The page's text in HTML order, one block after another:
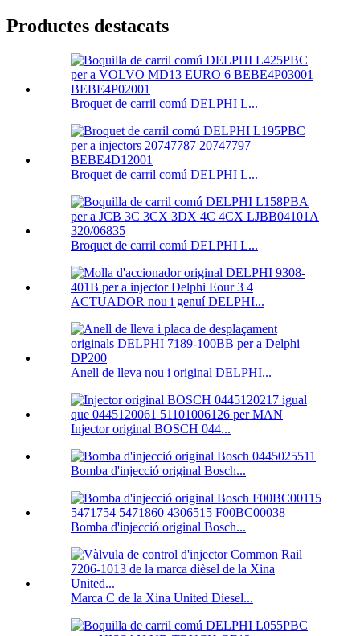
Productes destacats
Broquet de carril comú DELPHI L...
Broquet de carril comú DELPHI L...
Broquet de carril comú DELPHI L...
ACTUADOR nou i genuí DELPHI...
Anell de lleva nou i original DELPHI...
Injector original BOSCH 044...
Bomba d'injecció original Bosch...
Bomba d'injecció original Bosch...
Marca C de la Xina United Diesel...